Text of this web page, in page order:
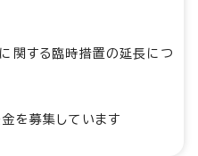
関する臨時措置の延長につ
を募集しています